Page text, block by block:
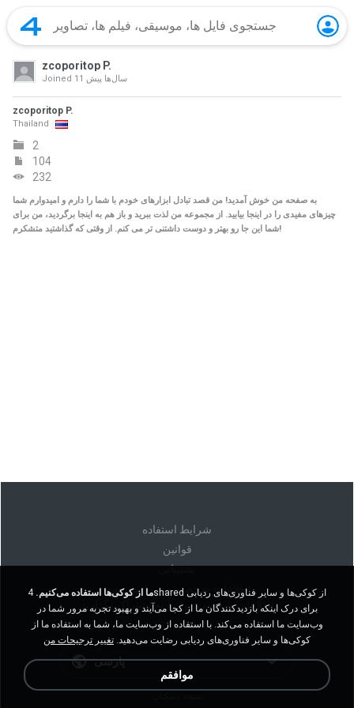
zcoporitop P.
Joined 11 سال‌ها پیش
zcoporitop P.
Thailand
2
104
232
به صفحه من خوش آمدید! من قصد تبادل ابزارهای خودم با شما را دارم و امیدوارم شما
چیزهای مفیدی را در اینجا بیابید. از مجموعه من لذت ببرید و باز هم به اینجا برگردید، من برای
شما این جا رو بهتر و دوست داشتنی تر می کنم. از وقتی که گذاشتید متشکرم!
شرايط استفاده
قوانين
پشتیبانی
اطلاعات شخصی من را نفروشید
اطلاعات شخصی من را به اشتراک نگذارید
پارسی
ما از کوکی‌ها استفاده می‌کنیم. 4shared از کوکی‌ها و سایر فناوری‌های ردیابی
برای درک اینکه بازدیدکنندگان ما از کجا می‌آیند و بهبود تجربه مرور شما در
وب‌سایت ما استفاده می‌کند. با استفاده از وب‌سایت ما، شما به استفاده ما از
کوکی‌ها و سایر فناوری‌های ردیابی رضایت می‌دهید. تغییر ترجیحات من
موافقم